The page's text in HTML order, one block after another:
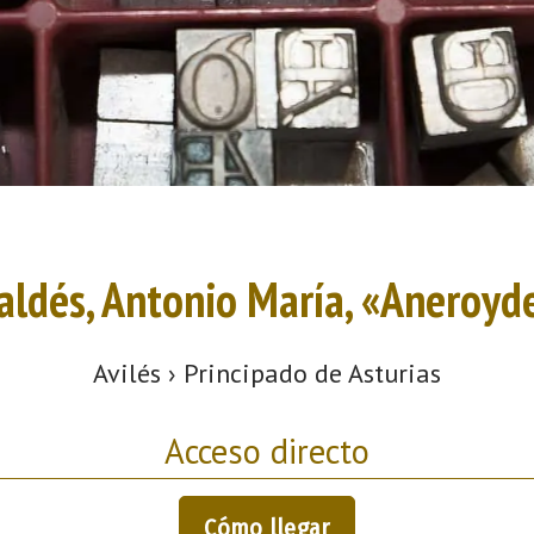
Antonio María,
Avilés › Principado de Asturias
Acceso directo
Cómo llegar